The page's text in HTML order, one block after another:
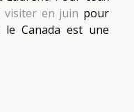
visiter en juin pour
Canada est une